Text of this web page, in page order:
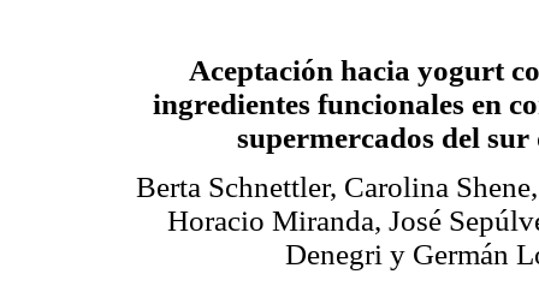
Aceptación hacia yogurt
ingredientes funcionales en
supermercados del sur
Berta Schnettler, Carolina
Horacio Miranda, José
Denegri y Germán